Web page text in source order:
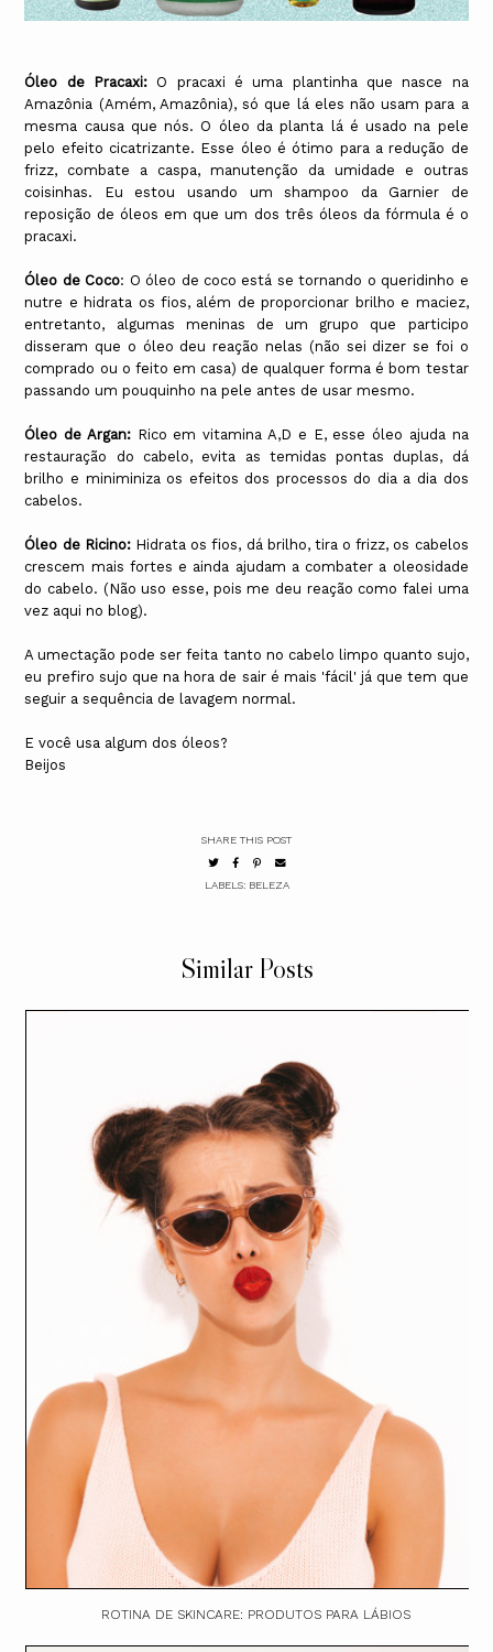
Óleo de Pracaxi: O pracaxi é uma plantinha que nasce na
Amazônia (Amém, Amazônia), só que lá eles não usam para a
mesma causa que nós. O óleo da planta lá é usado na pele
pelo efeito cicatrizante. Esse óleo é ótimo para a redução de
frizz, combate a caspa, manutenção da umidade e outras
coisinhas. Eu estou usando um shampoo da Garnier de
reposição de óleos em que um dos três óleos da fórmula é o
pracaxi.
Óleo de Coco: O óleo de coco está se tornando o queridinho e
nutre e hidrata os fios, além de proporcionar brilho e maciez,
entretanto, algumas meninas de um grupo que participo
disseram que o óleo deu reação nelas (não sei dizer se foi o
comprado ou o feito em casa) de qualquer forma é bom testar
passando um pouquinho na pele antes de usar mesmo.
Óleo de Argan:Rico em vitamina A,D e E, esse óleo ajuda na
restauração do cabelo, evita as temidas pontas duplas, dá
brilho e miniminiza os efeitos dos processos do dia a dia dos
cabelos.
Óleo de Ricino:Hidrata os fios, dá brilho, tira o frizz, os cabelos
crescem mais fortes e ainda ajudam a combater a oleosidade
do cabelo. (Não uso esse, pois me deu reação como falei uma
vez aqui no blog).
A umectação pode ser feita tanto no cabelo limpo quanto sujo,
eu prefiro sujo que na hora de sair é mais 'fácil' já que tem que
seguir a sequência de lavagem normal.
E você usa algum dos óleos?
Beijos
SHARE THIS POST
LABELS: BELEZA
Similar Posts
ROTINA DE SKINCARE: PRODUTOS PARA LÁBIOS